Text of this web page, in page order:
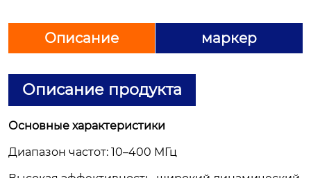
Описание маркер
Описание продукта
Основные характеристики
Диапазон частот: 10–400 МГц